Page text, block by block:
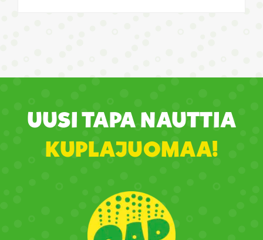
UUSI TAPA NAUTTIA
KUPLAJUOMAA!